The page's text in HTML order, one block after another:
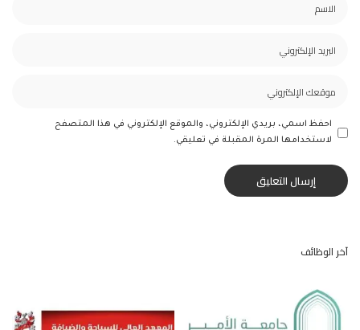
احفظ اسمي، بريدي الإلكتروني، والموقع الإلكتروني في هذا المتصفح
لاستخدامها المرة المقبلة في تعليقي.
آخر الوظائف